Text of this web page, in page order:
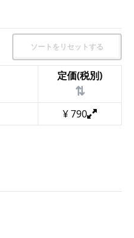
ソートをリセットする
定価(税別)
⇅
¥790